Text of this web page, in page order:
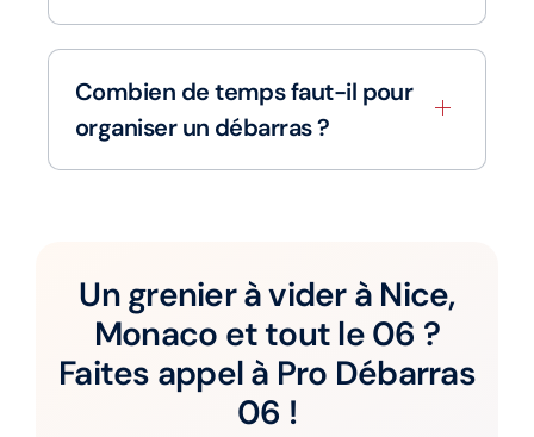
Combien de temps faut-il pour
organiser un débarras ?
Un grenier à vider à Nice,
Monaco et tout le 06 ?
Faites appel à Pro Débarras
06 !